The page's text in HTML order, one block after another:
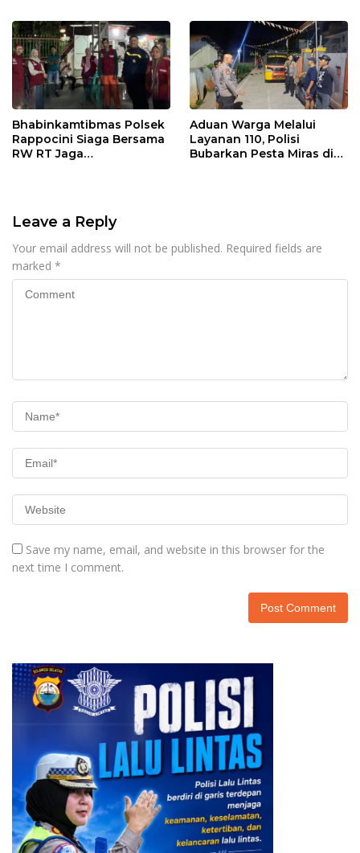
Bhabinkamtibmas Polsek
Rappocini Siaga Bersama
RW RT Jaga
Aduan Warga Melalui
Layanan 110, Polisi
Bubarkan Pesta Miras di
Leave a Reply
Your email address will not be published. Required fields are
marked *
Save my name, email, and website in this browser for the
next time I comment.